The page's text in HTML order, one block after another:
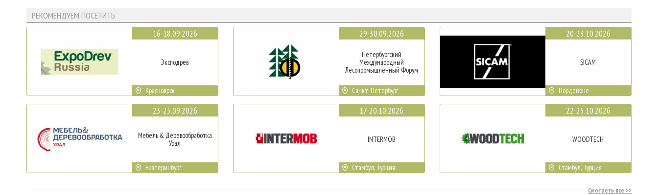
РЕКОМЕНДУЕМ ПОСЕТИТЬ
16-18.09.2026
Эксподрев
Красноярск
23-25.09.2026
Мебель & Деревообработка
Урал
Екатеринбург
29-30.09.2026
Петербургский
Международный
Лесопромышленный Форум
Санкт-Петербург
17-20.10.2026
INTERMOB
Стамбул, Турция
20-23.10.2026
SICAM
Порденоне
22-25.10.2026
WOODTECH
Стамбул, Турция
Смотреть все